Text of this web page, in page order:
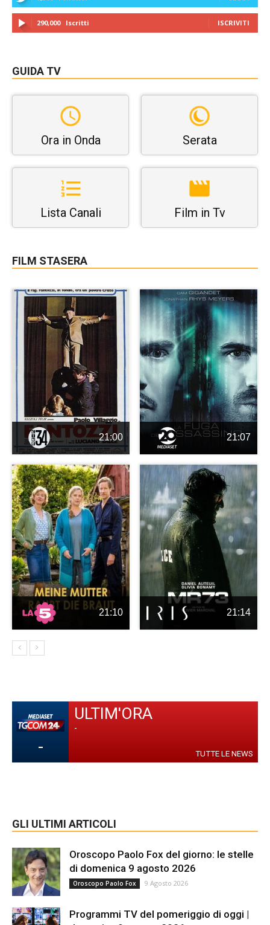
290,000 Iscritti ISCRIVITI
GUIDA TV
Ora in Onda Serata
Lista Canali Film in Tv
FILM STASERA
21:00 21:07
21:10 21:14
-
ULTIM'ORA
-
TUTTE LE NEWS
GLI ULTIMI ARTICOLI
Oroscopo Paolo Fox del giorno: le stelle
di domenica 9 agosto 2026
Oroscopo Paolo Fox 9 Agosto 2026
Programmi TV del pomeriggio di oggi |